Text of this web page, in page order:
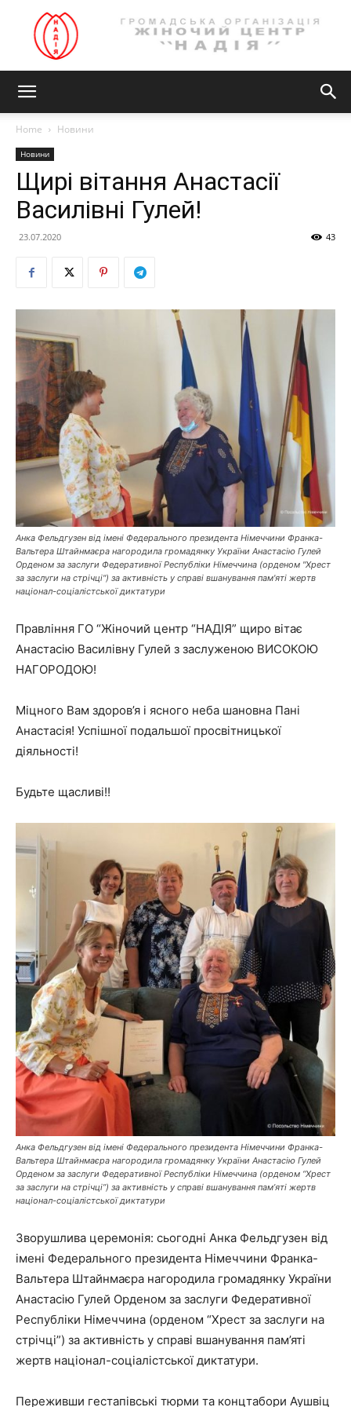
організація
ЦЕНТР
"НАДІЯ"
Home Новини
Новини
Щирі вітання Анастасії
Василівні Гулей!
23.07.2020 43
Анка Фельдгузен від імені Федерального президента Німеччини Франка-
Вальтера Штайнмаєра нагородила громадянку України Анастасію Гулей
Орденом за заслуги Федеративної Республіки Німеччина (орденом "Хрест
за заслуги на стрічці") за активність у справі вшанування пам'яті жертв
націонал-соціалістської диктатури
Правління ГО “Жіночий центр “НАДІЯ” щиро вітає
Анастасію Василівну Гулей з заслуженою ВИСОКОЮ
НАГОРОДОЮ!
Міцного Вам здоров’я і ясного неба шановна Пані
Анастасія! Успішної подальшої просвітницької
діяльності!
Будьте щасливі!!
Анка Фельдгузен від імені Федерального президента Німеччини Франка-
Вальтера Штайнмаєра нагородила громадянку України Анастасію Гулей
Орденом за заслуги Федеративної Республіки Німеччина (орденом “Хрест
за заслуги на стрічці”) за активність у справі вшанування пам’яті жертв
націонал-соціалістської диктатури
Зворушлива церемонія: сьогодні Анка Фельдгузен від
імені Федерального президента Німеччини Франка-
Вальтера Штайнмаєра нагородила громадянку України
Анастасію Гулей Орденом за заслуги Федеративної
Республіки Німеччина (орденом “Хрест за заслуги на
стрічці”) за активність у справі вшанування пам’яті
жертв націонал-соціалістської диктатури.
Переживши гестапівські тюрми та концтабори Аушвіц